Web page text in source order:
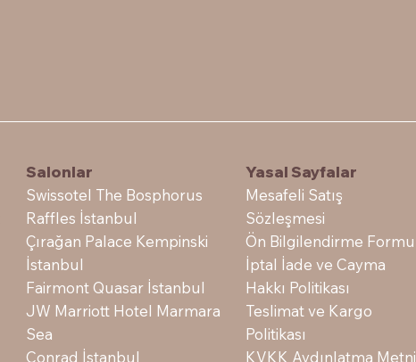
Salonlar
Swissotel The Bosphorus
Raffles İstanbul
Çırağan Palace Kempinski
İstanbul
Fairmont Quasar İstanbul
JW Marriott Hotel Marmara
Sea
Conrad İstanbul
Yasal Sayfalar
Mesafeli Satış
Sözleşmesi
Ön Bilgilendirme Formu
İptal İade ve Cayma
Hakkı Politikası
Teslimat ve Kargo
Politikası
KVKK Aydınlatma Metni